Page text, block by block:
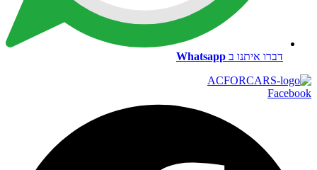
דברו איתנו ב Whatsapp
Facebook